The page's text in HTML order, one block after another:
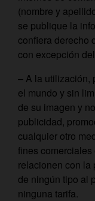
(nombre y
se publique la
confiera derecho
con excepción
– A la utilización,
el mundo y sin
de su imagen y
publicidad,
cualquier otro
fines
relacionen con la
de ningún tipo al
ninguna tarifa.